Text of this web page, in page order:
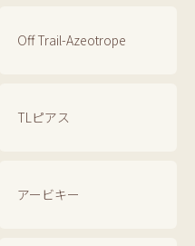
Off Trail-Azeotrope
TLピアス
アービキー